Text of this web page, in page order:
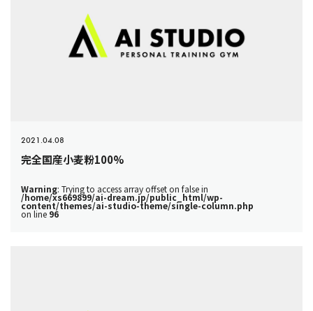
2021.04.08
完全国産小麦粉100%
Warning: Trying to access array offset on false in
/home/xs669899/ai-dream.jp/public_html/wp-
content/themes/ai-studio-theme/single-column.php
on line 96